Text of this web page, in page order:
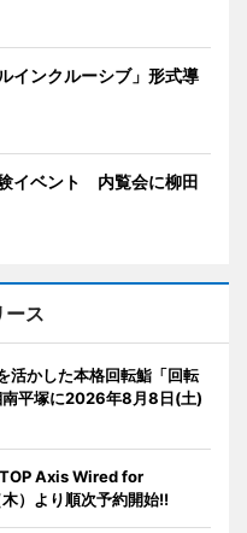
インクルーシブ」形式導
イベント 内覧会に柳田
ース
活かした本格回転鮨「回転
南平塚に2026年8月8日(土)
Axis Wired for
）より順次予約開始!!